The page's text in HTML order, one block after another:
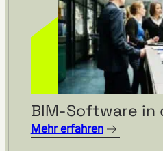
BIM-Software in
Mehr erfahren